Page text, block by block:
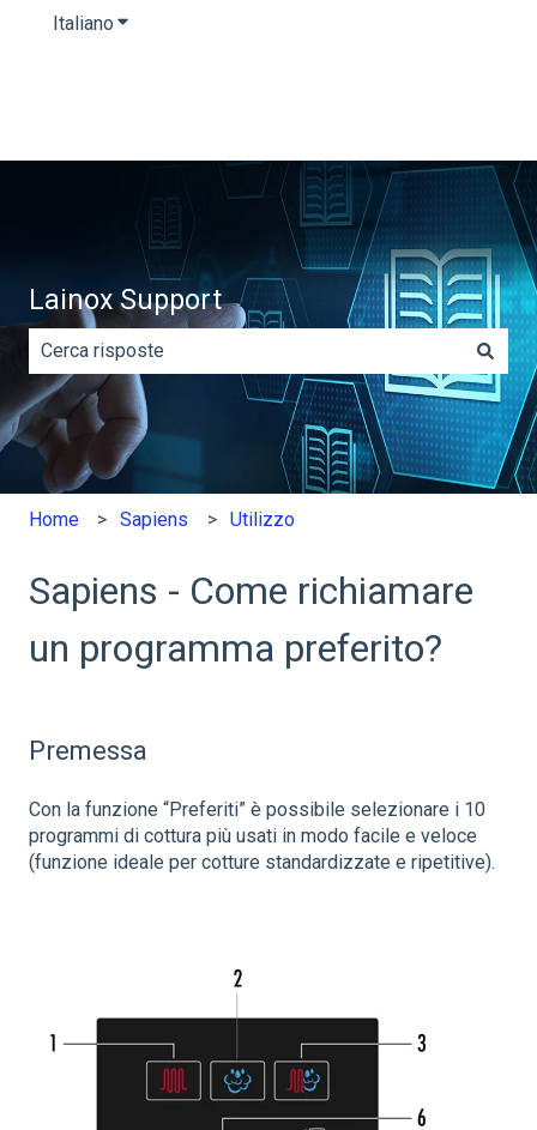
Italiano Mostra sottomenu per le traduzioni
Lainox Support
Non sono presenti suggerimenti perché il campo di
Home Sapiens Utilizzo
Sapiens - Come richiamare
un programma preferito?
Premessa
Con la funzione “Preferiti” è possibile selezionare i 10
programmi di cottura più usati in modo facile e veloce
(funzione ideale per cotture standardizzate e ripetitive).